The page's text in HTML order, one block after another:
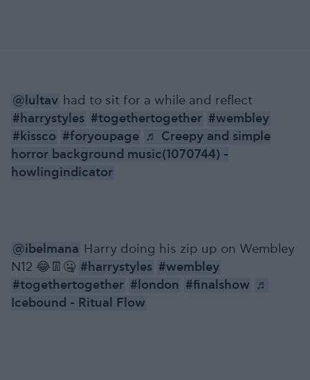
@lultav had to sit for a while and reflect
#harrystyles #togethertogether #wembley
#kissco #foryoupage ♬ Creepy and simple
horror background music(1070744) -
howlingindicator
@ibelmana Harry doing his zip up on Wembley
N12 😂👖🤐 #harrystyles #wembley
#togethertogether #london #finalshow ♬
Icebound - Ritual Flow